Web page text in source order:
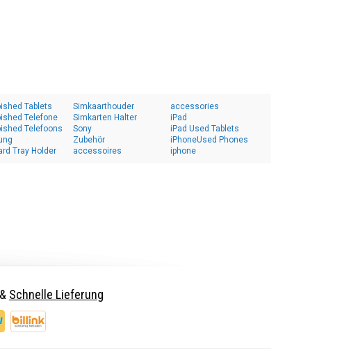
Tablets
Telefone
Telefoons
Tray Holder
Simkaarthouder
Simkarten Halter
Sony
Zubehör
accessoires
accessories
iPad
iPad Used Tablets
iPhoneUsed Phones
iphone
& Schnelle Lieferung